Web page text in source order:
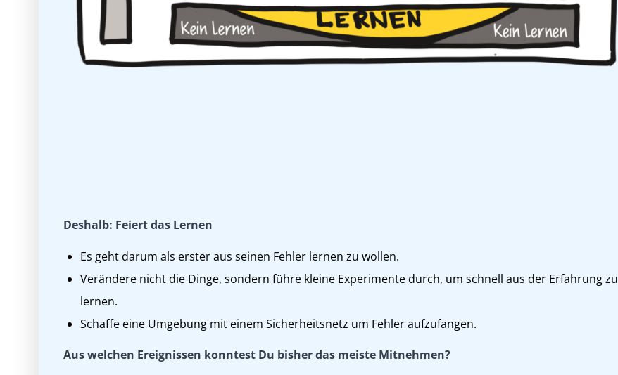
Deshalb: Feiert das Lernen
Es geht darum als erster aus seinen Fehler lernen zu wollen.
Verändere nicht die Dinge, sondern führe kleine Experimente durch, um schnell aus der Erfahrung zu
lernen.
Schaffe eine Umgebung mit einem Sicherheitsnetz um Fehler aufzufangen.
Aus welchen Ereignissen konntest Du bisher das meiste Mitnehmen?